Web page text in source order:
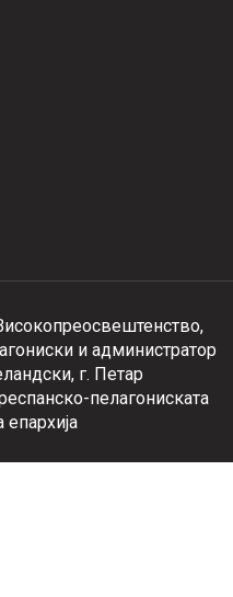
и администратор
г. Петар
пелагониската